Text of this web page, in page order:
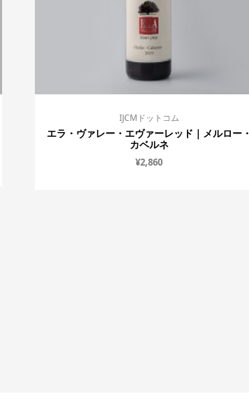
IJCMドットコム
エラ・ヴァレー・エヴァーレッド｜メルロー・
カベルネ
¥2,860